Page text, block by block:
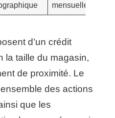
mensuelles
d’un crédit
la taille du magasin,
de proximité. Le
des actions
que les